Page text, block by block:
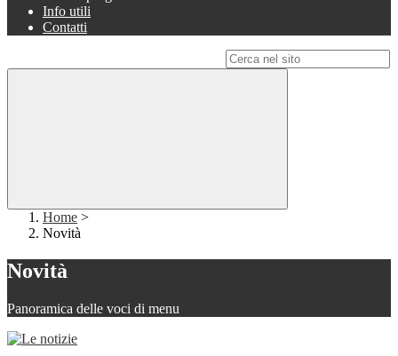
Info utili
Contatti
Home >
Novità
Novità
Panoramica delle voci di menu